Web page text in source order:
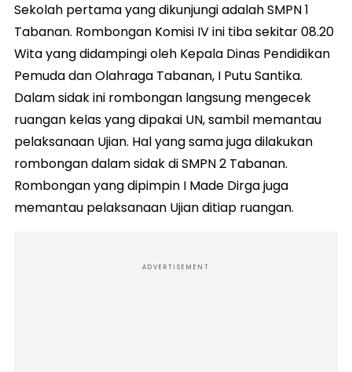
Sekolah pertama yang dikunjungi adalah SMPN 1
Tabanan. Rombongan Komisi IV ini tiba sekitar 08.20
Wita yang didampingi oleh Kepala Dinas Pendidikan
Pemuda dan Olahraga Tabanan, I Putu Santika.
Dalam sidak ini rombongan langsung mengecek
ruangan kelas yang dipakai UN, sambil memantau
pelaksanaan Ujian. Hal yang sama juga dilakukan
rombongan dalam sidak di SMPN 2 Tabanan.
Rombongan yang dipimpin I Made Dirga juga
memantau pelaksanaan Ujian ditiap ruangan.
ADVERTISEMENT